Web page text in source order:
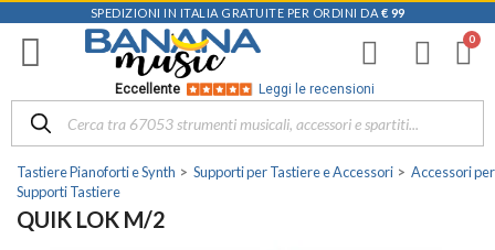
SPEDIZIONI IN ITALIA GRATUITE PER ORDINI DA € 99
Eccellente Leggi le recensioni
Tastiere Pianoforti e Synth Supporti per Tastiere e Accessori
Accessori per
Supporti Tastiere
QUIK LOK M/2